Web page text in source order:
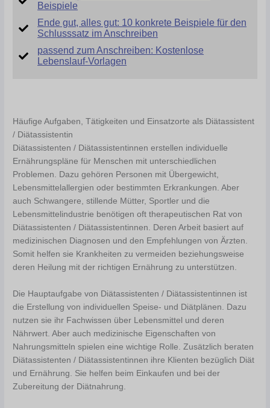
Beispiele
Ende gut, alles gut: 10 konkrete Beispiele für den
Schlusssatz im Anschreiben
passend zum Anschreiben: Kostenlose
Lebenslauf-Vorlagen
Häufige Aufgaben, Tätigkeiten und Einsatzorte als Diätassistent
/ Diätassistentin
Diätassistenten / Diätassistentinnen erstellen individuelle
Ernährungspläne für Menschen mit unterschiedlichen
Problemen. Dazu gehören Personen mit Übergewicht,
Lebensmittelallergien oder bestimmten Erkrankungen. Aber
auch Schwangere, stillende Mütter, Sportler und die
Lebensmittelindustrie benötigen oft therapeutischen Rat von
Diätassistenten / Diätassistentinnen. Deren Arbeit basiert auf
medizinischen Diagnosen und den Empfehlungen von Ärzten.
Somit helfen sie Krankheiten zu vermeiden beziehungsweise
deren Heilung mit der richtigen Ernährung zu unterstützen.
Die Hauptaufgabe von Diätassistenten / Diätassistentinnen ist
die Erstellung von individuellen Speise- und Diätplänen. Dazu
nutzen sie ihr Fachwissen über Lebensmittel und deren
Nährwert. Aber auch medizinische Eigenschaften von
Nahrungsmitteln spielen eine wichtige Rolle. Zusätzlich beraten
Diätassistenten / Diätassistentinnen ihre Klienten bezüglich Diät
und Ernährung. Sie helfen beim Einkaufen und bei der
Zubereitung der Diätnahrung.